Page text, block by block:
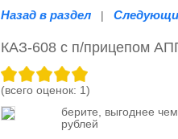
Назад в раздел |
КАЗ-608 с п/прицепом
(всего оценок: 1)
берите, выгоднее
рублей